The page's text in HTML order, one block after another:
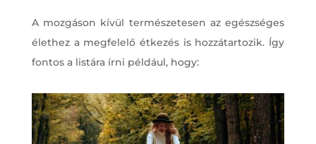
A mozgáson kívül természetesen az egészséges
élethez a megfelelő étkezés is hozzátartozik. Így
fontos a listára írni például, hogy: